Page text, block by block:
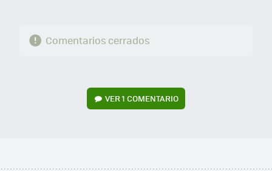
Comentarios cerrados
VER1 COMENTARIO